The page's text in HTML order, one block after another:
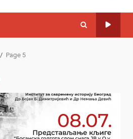
Page 5